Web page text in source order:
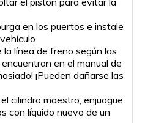
en los puertos e instale
línea de freno según las
en el manual de
¡Pueden dañarse las
cilindro maestro, enjuague
con líquido nuevo de un